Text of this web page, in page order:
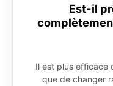
Est-il
Il est plus efficace
que de changer